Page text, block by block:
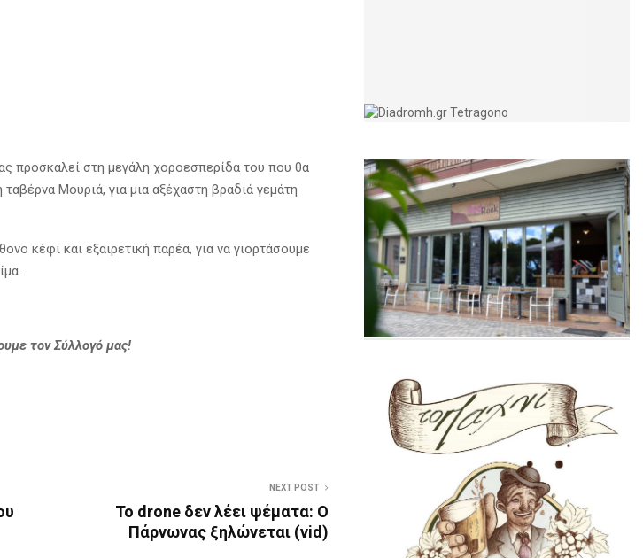
προσκαλεί στη μεγάλη χοροεσπερίδα του που θα
Μουριά, για μια αξέχαστη βραδιά γεμάτη
κέφι και εξαιρετική παρέα, για να γιορτάσουμε
τον Σύλλογό μας!
NEXT POST
Το drone δεν λέει ψέματα: Ο
Πάρνωνας ξηλώνεται (vid)